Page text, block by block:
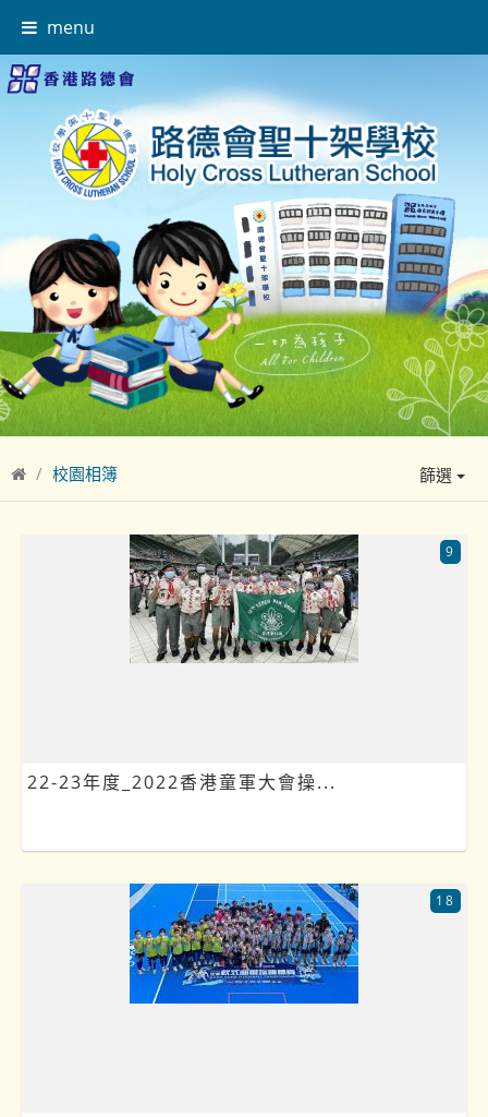
menu
校園相簿 篩選
22-23年度_2022香港童軍大會操...
9
18